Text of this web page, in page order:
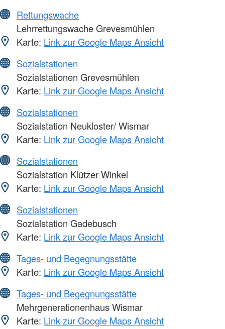
Rettungswache
Lehrrettungswache Grevesmühlen
Karte: Link zur Google Maps Ansicht
Sozialstationen
Sozialstationen Grevesmühlen
Karte: Link zur Google Maps Ansicht
Sozialstationen
Sozialstation Neukloster/ Wismar
Karte: Link zur Google Maps Ansicht
Sozialstationen
Sozialstation Klützer Winkel
Karte: Link zur Google Maps Ansicht
Sozialstationen
Sozialstation Gadebusch
Karte: Link zur Google Maps Ansicht
Tages- und Begegnungsstätte
Karte: Link zur Google Maps Ansicht
Tages- und Begegnungsstätte
Mehrgenerationenhaus Wismar
Karte: Link zur Google Maps Ansicht